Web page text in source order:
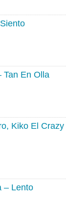
Tan En Olla
Kiko El Crazy
– Lento